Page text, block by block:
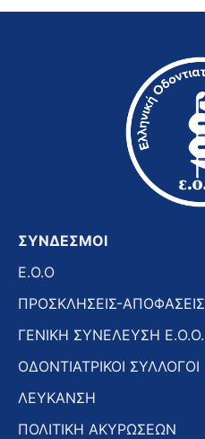
ΣΥΝΔΕΣΜΟΙ
E.O.O
ΠΡΟΣΚΛΗΣΕΙΣ-
ΓΕΝΙΚΗ ΣΥΝΕΛΕΥΣΗ Ε.Ο.Ο.
ΟΔΟΝΤΙΑΤΡΙΚΟΙ ΣΥΛΛΟΓΟΙ
ΛΕΥΚΑΝΣΗ
ΠΟΛΙΤΙΚΗ ΑΚΥΡΩΣΕΩΝ